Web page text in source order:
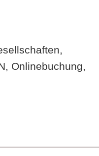
Onlinebuchung,